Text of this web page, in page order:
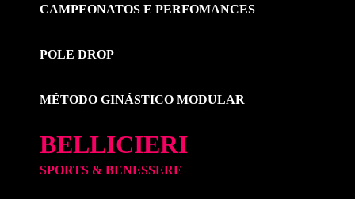
CAMPEONATOS E PERFOMANCES
POLE DROP
MÉTODO GINÁSTICO MODULAR
BELLICIERI
SPORTS & BENESSERE